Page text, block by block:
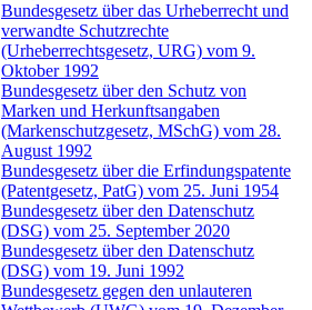
Bundesgesetz über das Urheberrecht und
verwandte Schutzrechte
(Urheberrechtsgesetz, URG) vom 9.
Oktober 1992
Bundesgesetz über den Schutz von
Marken und Herkunftsangaben
(Markenschutzgesetz, MSchG) vom 28.
August 1992
Bundesgesetz über die Erfindungspatente
(Patentgesetz, PatG) vom 25. Juni 1954
Bundesgesetz über den Datenschutz
(DSG) vom 25. September 2020
Bundesgesetz über den Datenschutz
(DSG) vom 19. Juni 1992
Bundesgesetz gegen den unlauteren